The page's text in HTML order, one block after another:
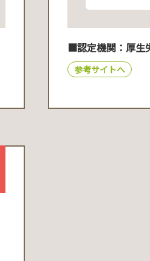
■認定機関：厚生
参考サイトへ